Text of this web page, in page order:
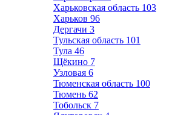
Харьковская область 103
Харьков 96
Дергачи 3
Тульская область 101
Тула 46
Щёкино 7
Узловая 6
Тюменская область 100
Тюмень 62
Тобольск 7